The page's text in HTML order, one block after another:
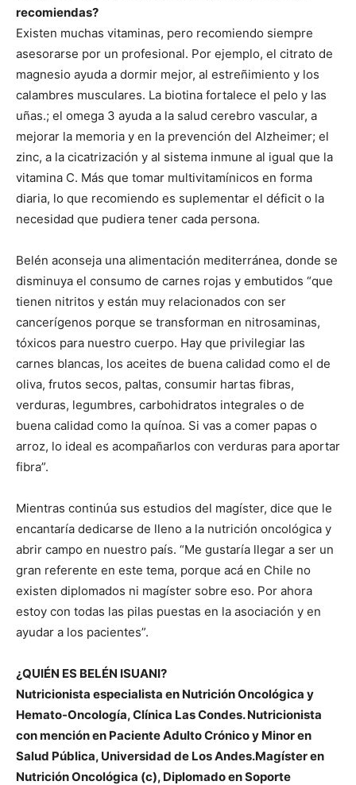
recomiendas?
Existen muchas vitaminas, pero recomiendo siempre
asesorarse por un profesional. Por ejemplo, el citrato de
magnesio ayuda a dormir mejor, al estreñimiento y los
calambres musculares. La biotina fortalece el pelo y las
uñas.; el omega 3 ayuda a la salud cerebro vascular, a
mejorar la memoria y en la prevención del Alzheimer; el
zinc, a la cicatrización y al sistema inmune al igual que la
vitamina C. Más que tomar multivitamínicos en forma
diaria, lo que recomiendo es suplementar el déficit o la
necesidad que pudiera tener cada persona.
Belén aconseja una alimentación mediterránea, donde se
disminuya el consumo de carnes rojas y embutidos “que
tienen nitritos y están muy relacionados con ser
cancerígenos porque se transforman en nitrosaminas,
tóxicos para nuestro cuerpo. Hay que privilegiar las
carnes blancas, los aceites de buena calidad como el de
oliva, frutos secos, paltas, consumir hartas fibras,
verduras, legumbres, carbohidratos integrales o de
buena calidad como la quínoa. Si vas a comer papas o
arroz, lo ideal es acompañarlos con verduras para aportar
fibra”.
Mientras continúa sus estudios del magíster, dice que le
encantaría dedicarse de lleno a la nutrición oncológica y
abrir campo en nuestro país. “Me gustaría llegar a ser un
gran referente en este tema, porque acá en Chile no
existen diplomados ni magíster sobre eso. Por ahora
estoy con todas las pilas puestas en la asociación y en
ayudar a los pacientes”.
¿QUIÉN ES BELÉN ISUANI?
Nutricionista especialista en Nutrición Oncológica y
Hemato-Oncología, Clínica Las Condes.Nutricionista
con mención en Paciente Adulto Crónico y Minor en
Salud Pública, Universidad de Los Andes.Magíster en
Nutrición Oncológica (c), Diplomado en Soporte